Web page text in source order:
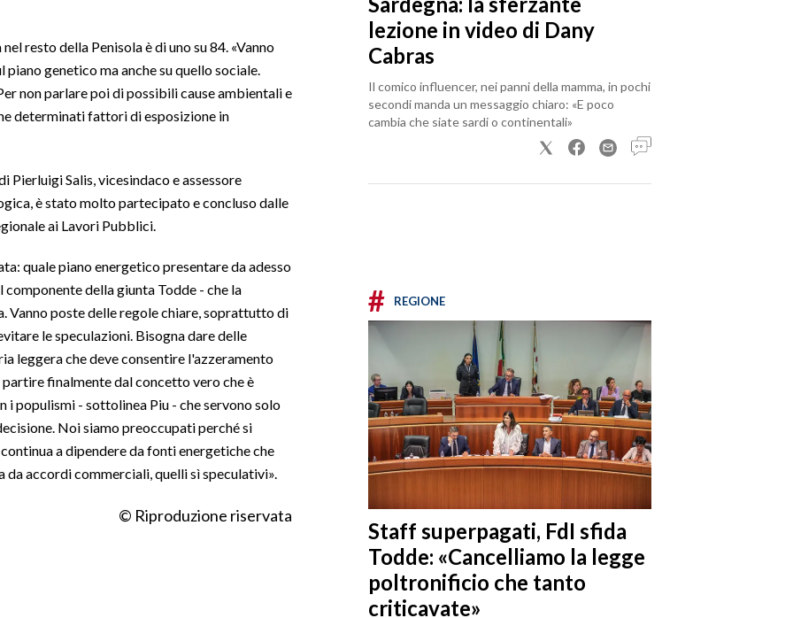
resto della Penisola è di uno su 84. «Vanno
genetico ma anche su quello sociale.
non parlare poi di possibili cause ambientali e
determinati fattori di esposizione in
Pierluigi Salis, vicesindaco e assessore
è stato molto partecipato e concluso dalle
ai Lavori Pubblici.
quale piano energetico presentare da adesso
della giunta Todde - che la
Vanno poste delle regole chiare, soprattutto di
le speculazioni. Bisogna dare delle
leggera che deve consentire l'azzeramento
finalmente dal concetto vero che è
i populismi - sottolinea Piu - che servono solo
Noi siamo preoccupati perché si
a dipendere da fonti energetiche che
accordi commerciali, quelli sì speculativi».
© Riproduzione riservata
lezione in video di Dany
Cabras
Il comico influencer, nei panni della mamma, in pochi
secondi manda un messaggio chiaro: «E poco
cambia che siate sardi o continentali»
# REGIONE
Staff superpagati, FdI sfida
Todde: «Cancelliamo la legge
poltronificio che tanto
criticavate»